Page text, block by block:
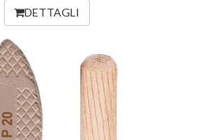
DETTAGLI